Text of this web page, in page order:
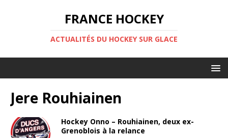
FRANCE HOCKEY
ACTUALITÉS DU HOCKEY SUR GLACE
Jere Rouhiainen
Hockey Onno – Rouhiainen, deux ex-
Grenoblois à la relance